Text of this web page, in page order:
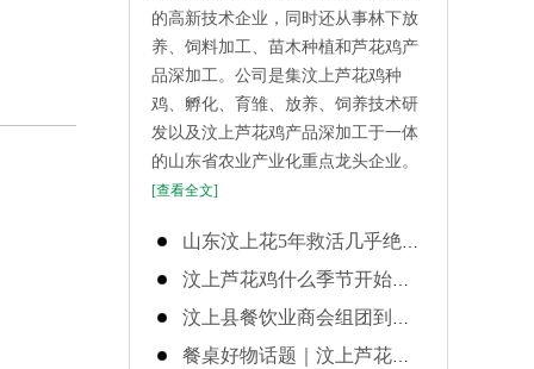
的高新技术企业，同时还从事林下放
养、饲料加工、苗木种植和芦花鸡产
品深加工。公司是集汶上芦花鸡种
鸡、孵化、育雏、放养、饲养技术研
发以及汶上芦花鸡产品深加工于一体
的山东省农业产业化重点龙头企业。
[查看全文]
山东汶上花5年救活几乎绝迹的“老品种”芦花鸡，2024年产业链产值突破10亿，成农民口袋
汶上芦花鸡什么季节开始养殖最合适？
汶上县餐饮业商会组团到金秋农牧观摩考察
餐桌好物话题｜汶上芦花鸡蛋，凭什么成为全家放心蛋首选？